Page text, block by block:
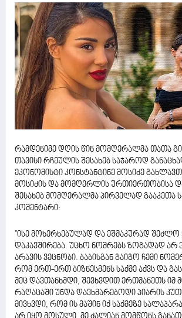
რამდენიმე დღის წინ მომღერალმა თათა
თავისი რჩეულის შესახებ საჯაროდ
ეკონომისტი კონსტანტინე მოსიძე
მოსიძის და მომღერლის ურთიერთობისა
შესახებ მომღერალმა პირველად გააკეთა
კომენტარი:
''ისე მოხერხებულად და ეშმაკურად შეძლო
დაკავშირება. უცხო ნომრებს ზოგადად არ
არავის ვეცნობი. ბაბისგან გაიგო ჩემი
რომ ერთ-ერთ ბიზნესმენს საქმე აქვს და
მეც დავთანხმდი, შევხვდით ერთმანეთს იმ
რაღაცაში უნდა დავხმარებოდი პიარის
მივხვდი, რომ ის მაშინ იქ საქმეზე